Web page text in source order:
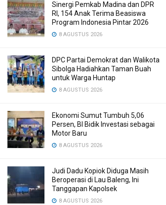
Sinergi Pemkab Madina dan DPR
RI, 154 Anak Terima Beasiswa
Program Indonesia Pintar 2026
8 AGUSTUS 2026
DPC Partai Demokrat dan Walikota
Sibolga Hadiahkan Taman Buah
untuk Warga Huntap
8 AGUSTUS 2026
Ekonomi Sumut Tumbuh 5,06
Persen, BI Bidik Investasi sebagai
Motor Baru
8 AGUSTUS 2026
Judi Dadu Kopiok Diduga Masih
Beroperasi di Lau Baleng, Ini
Tanggapan Kapolsek
8 AGUSTUS 2026